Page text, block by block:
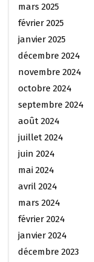
mars 2025
février 2025
janvier 2025
décembre 2024
novembre 2024
octobre 2024
septembre 2024
août 2024
juillet 2024
juin 2024
mai 2024
avril 2024
mars 2024
février 2024
janvier 2024
décembre 2023